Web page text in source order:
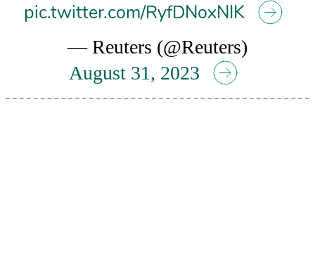
pic.twitter.com/RyfDNoxNIK
— Reuters (@Reuters)
August 31, 2023